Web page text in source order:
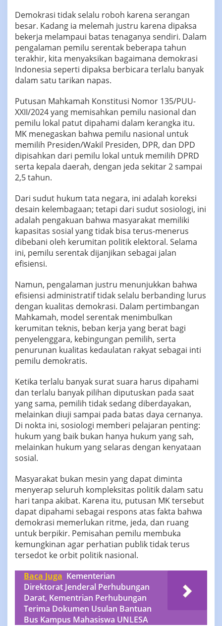
Demokrasi tidak selalu roboh karena serangan
besar. Kadang ia melemah justru karena dipaksa
bekerja melampaui batas tenaganya sendiri. Dalam
pengalaman pemilu serentak beberapa tahun
terakhir, kita menyaksikan bagaimana demokrasi
Indonesia seperti dipaksa berbicara terlalu banyak
dalam satu tarikan napas.
Putusan Mahkamah Konstitusi Nomor 135/PUU-
XXII/2024 yang memisahkan pemilu nasional dan
pemilu lokal patut dipahami dalam kerangka itu.
MK menegaskan bahwa pemilu nasional untuk
memilih Presiden/Wakil Presiden, DPR, dan DPD
dipisahkan dari pemilu lokal untuk memilih DPRD
serta kepala daerah, dengan jeda sekitar 2 sampai
2,5 tahun.
Dari sudut hukum tata negara, ini adalah koreksi
desain kelembagaan; tetapi dari sudut sosiologi, ini
adalah pengakuan bahwa masyarakat memiliki
kapasitas sosial yang tidak bisa terus-menerus
dibebani oleh kerumitan politik elektoral. Selama
ini, pemilu serentak dijanjikan sebagai jalan
efisiensi.
Namun, pengalaman justru menunjukkan bahwa
efisiensi administratif tidak selalu berbanding lurus
dengan kualitas demokrasi. Dalam pertimbangan
Mahkamah, model serentak menimbulkan
kerumitan teknis, beban kerja yang berat bagi
penyelenggara, kebingungan pemilih, serta
penurunan kualitas kedaulatan rakyat sebagai inti
pemilu demokratis.
Ketika terlalu banyak surat suara harus dipahami
dan terlalu banyak pilihan diputuskan pada saat
yang sama, pemilih tidak sedang diberdayakan,
melainkan diuji sampai pada batas daya cernanya.
Di nokta ini, sosiologi memberi pelajaran penting:
hukum yang baik bukan hanya hukum yang sah,
melainkan hukum yang selaras dengan kenyataan
sosial.
Masyarakat bukan mesin yang dapat diminta
menyerap seluruh kompleksitas politik dalam satu
hari tanpa akibat. Karena itu, putusan MK tersebut
dapat dipahami sebagai respons atas fakta bahwa
demokrasi memerlukan ritme, jeda, dan ruang
untuk berpikir. Pemisahan pemilu membuka
kemungkinan agar perhatian publik tidak terus
tersedot ke orbit politik nasional.
Baca Juga Kementerian
Direktorat Jenderal Perhubungan
Darat, Kementrian Perhubungan
Terima Dokumen Usulan Bantuan
Bus Kampus Mahasiswa UNLESA